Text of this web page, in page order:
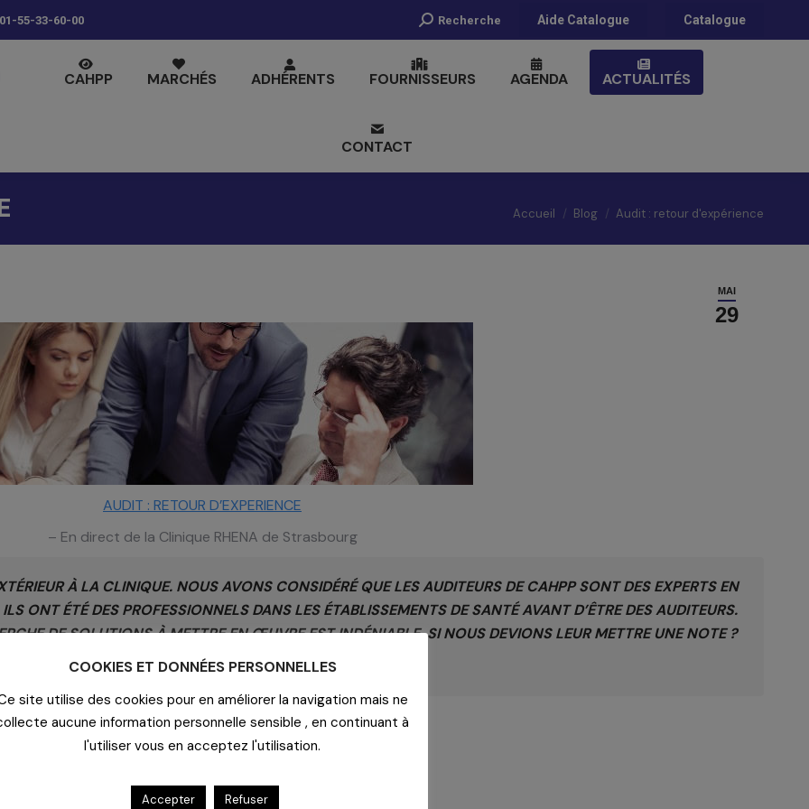
01-55-33-60-00
Recherche
Recherche Aide Catalogue Catalogue
CAHPP MARCHÉS ADHÉRENTS FOURNISSEURS AGENDA ACTUALITÉS
CONTACT
Vous êtes ici :
Accueil Blog Audit : retour d'expérience
MAI
29
AUDIT : RETOUR D’EXPERIENCE
– En direct de la Clinique RHENA de Strasbourg
À LA CLINIQUE. NOUS AVONS CONSIDÉRÉ QUE LES AUDITEURS DE CAHPP SONT DES EXPERTS EN
ONT ÉTÉ DES PROFESSIONNELS DANS LES ÉTABLISSEMENTS DE SANTÉ AVANT D’ÊTRE DES AUDITEURS.
DE SOLUTIONS À METTRE EN ŒUVRE EST INDÉNIABLE. SI NOUS DEVIONS LEUR METTRE UNE NOTE ?
10/10. »
Accéder à ce Sway
COOKIES ET DONNÉES PERSONNELLES
site utilise des cookies pour en améliorer la navigation mais ne
aucune information personnelle sensible , en continuant à
l'utiliser vous en acceptez l'utilisation.
Accepter Refuser